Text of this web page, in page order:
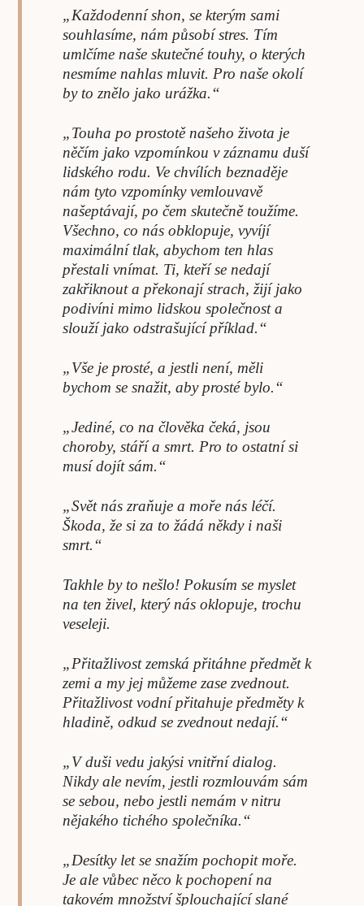
„Každodenní shon, se kterým sami
souhlasíme, nám působí stres. Tím
umlčíme naše skutečné touhy, o kterých
nesmíme nahlas mluvit. Pro naše okolí
by to znělo jako urážka.“
„Touha po prostotě našeho života je
něčím jako vzpomínkou v záznamu duší
lidského rodu. Ve chvílích beznaděje
nám tyto vzpomínky vemlouvavě
našeptávají, po čem skutečně toužíme.
Všechno, co nás obklopuje, vyvíjí
maximální tlak, abychom ten hlas
přestali vnímat. Ti, kteří se nedají
zakřiknout a překonají strach, žijí jako
podivíni mimo lidskou společnost a
slouží jako odstrašující příklad.“
„Vše je prosté, a jestli není, měli
bychom se snažit, aby prosté bylo.“
„Jediné, co na člověka čeká, jsou
choroby, stáří a smrt. Pro to ostatní si
musí dojít sám.“
„Svět nás zraňuje a moře nás léčí.
Škoda, že si za to žádá někdy i naši
smrt.“
Takhle by to nešlo! Pokusím se myslet
na ten živel, který nás oklopuje, trochu
veseleji.
„Přitažlivost zemská přitáhne předmět k
zemi a my jej můžeme zase zvednout.
Přitažlivost vodní přitahuje předměty k
hladině, odkud se zvednout nedají.“
„V duši vedu jakýsi vnitřní dialog.
Nikdy ale nevím, jestli rozmlouvám sám
se sebou, nebo jestli nemám v nitru
nějakého tichého společníka.“
„Desítky let se snažím pochopit moře.
Je ale vůbec něco k pochopení na
takovém množství šplouchající slané